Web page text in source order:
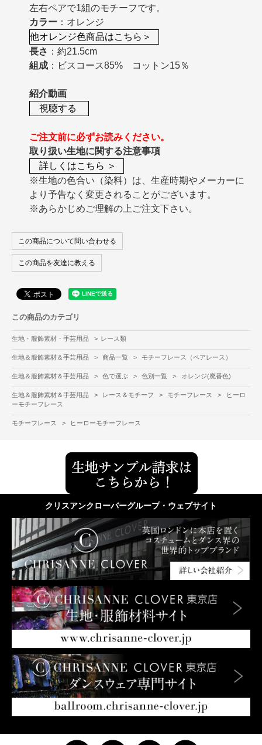
左右ペアで1組のモチーフです。
カラー ：オレンジ
他オレンジ色商品はこちら＞
長さ ：約21.5cm
組成 ：ビスコース85% コットン15％
紹介動画
視聴する
ご注文前に必ずお読みください。
取り扱い生地に関する注意事項
詳しくはこちら ＞
※生地の色合い（染料）は、生産時期やメーカーに
より予告なく変更されることがございます。
※あらかじめご理解の上ご注文下さい。
この商品について問い合わせる
この商品を友達に教える
この商品のカテゴリ
生地・服飾素材・手芸用品 > レース類
生地＆服飾素材＆手芸用品 > 商品一覧 > モチーフレース（ペアレース）
生地＆服飾素材＆手芸用品 > 色で選ぶ > 色別一覧 > オレンジ(廃番色)
生地＆服飾素材＆手芸用品 > レース＆モチーフ > モチーフレース >
ヒーロ
ーモチーフレース
モチーフレース > ヒーローモチーフレース
クリスアンクローバーグループ・ウェブサイト